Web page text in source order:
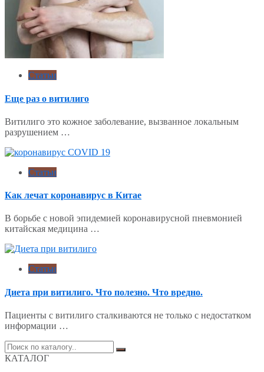
Статьи
Еще раз о витилиго
Витилиго это кожное заболевание, вызванное локальным
разрушением …
Статьи
Как лечат коронавирус в Китае
В борьбе с новой эпидемией коронавирусной пневмонией
китайская медицина …
Статьи
Диета при витилиго. Что полезно. Что вредно.
Пациенты с витилиго сталкиваются не только с недостатком
информации …
Поиск
по:
КАТАЛОГ